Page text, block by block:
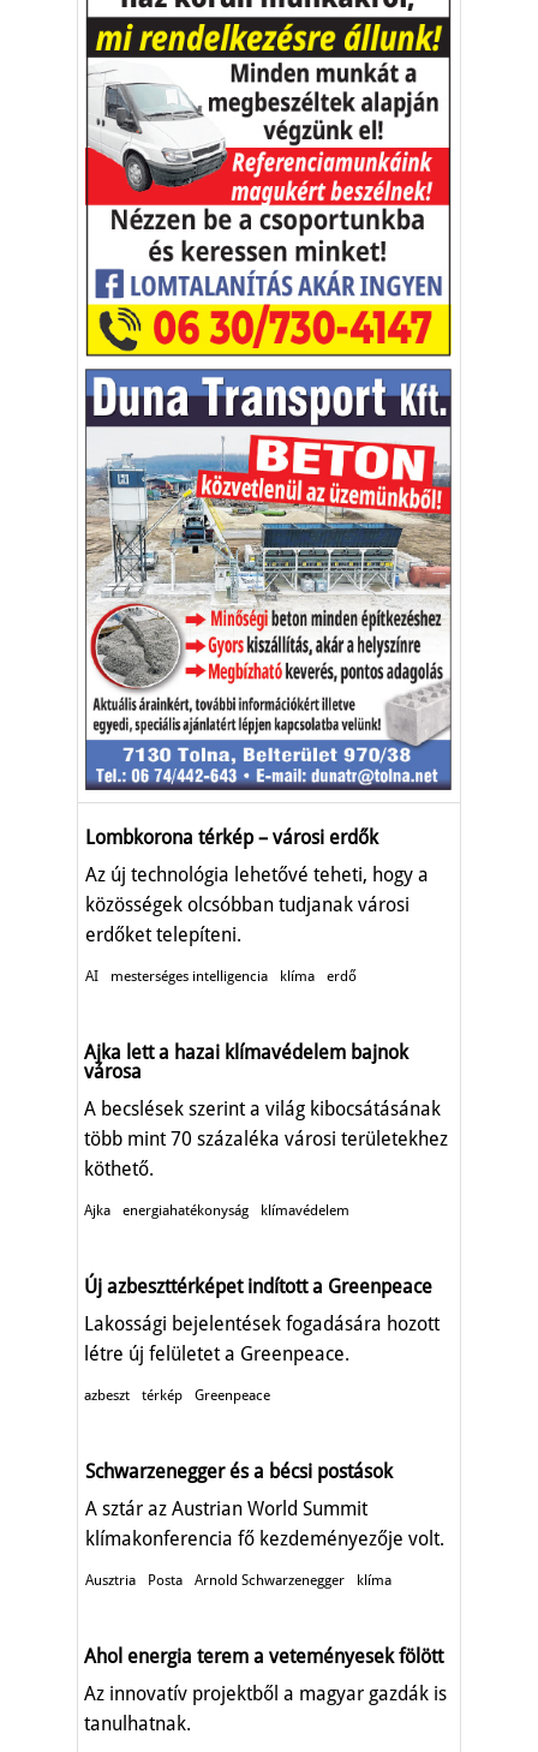
Lombkorona térkép – városi erdők
Az új technológia lehetővé teheti, hogy a
közösségek olcsóbban tudjanak városi
erdőket telepíteni.
AI mesterséges intelligencia klíma erdő
Ajka lett a hazai klímavédelem bajnok
városa
A becslések szerint a világ kibocsátásának
több mint 70 százaléka városi területekhez
köthető.
Ajka energiahatékonyság klímavédelem
Új azbeszttérképet indított a Greenpeace
Lakossági bejelentések fogadására hozott
létre új felületet a Greenpeace.
azbeszt térkép Greenpeace
Schwarzenegger és a bécsi postások
A sztár az Austrian World Summit
klímakonferencia fő kezdeményezője volt.
Ausztria Posta Arnold Schwarzenegger klíma
Ahol energia terem a veteményesek fölött
Az innovatív projektből a magyar gazdák is
tanulhatnak.